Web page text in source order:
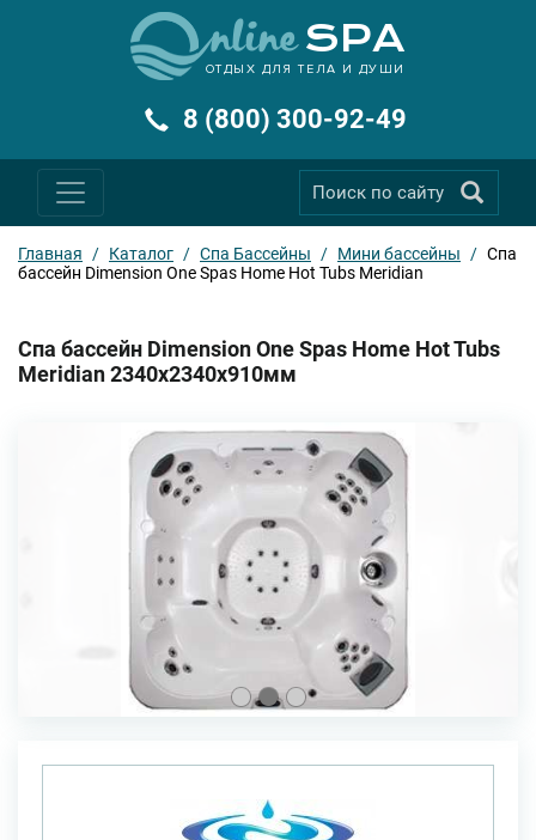
ОТДЫХ ДЛЯ ТЕЛА И ДУШИ
8 (800) 300-92-49
Главная / Каталог / Спа Бассейны / Мини бассейны / Спа
бассейн Dimension One Spas Home Hot Tubs Meridian
Спа бассейн Dimension One Spas Home Hot Tubs
Meridian 2340x2340x910мм